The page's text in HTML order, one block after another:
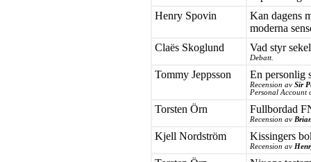
Henry Spovin
Kan dagens
moderna
Claës Skoglund
Vad styr
Debatt.
Tommy Jeppsson En personlig
Recension av Sir
Personal Account
Torsten Örn Fullbordad
Recension av
Kjell Nordström Kissingers
Recension av